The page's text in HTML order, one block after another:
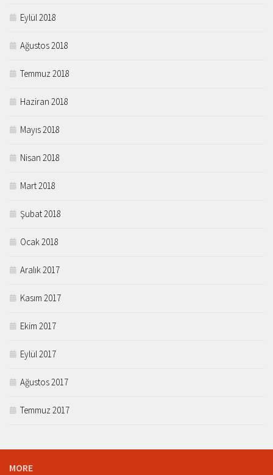
Eylül 2018
Ağustos 2018
Temmuz 2018
Haziran 2018
Mayıs 2018
Nisan 2018
Mart 2018
Şubat 2018
Ocak 2018
Aralık 2017
Kasım 2017
Ekim 2017
Eylül 2017
Ağustos 2017
Temmuz 2017
MORE